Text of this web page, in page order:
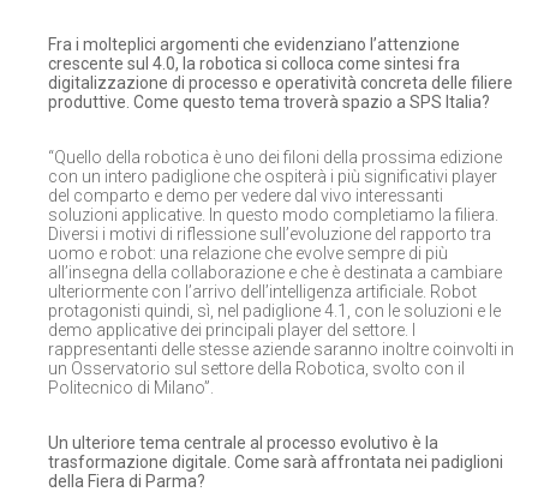
Fra i molteplici argomenti che evidenziano l’attenzione
crescente sul 4.0, la robotica si colloca come sintesi fra
digitalizzazione di processo e operatività concreta delle filiere
produttive. Come questo tema troverà spazio a SPS Italia?
“Quello della robotica è uno dei filoni della prossima edizione
con un intero padiglione che ospiterà i più significativi player
del comparto e demo per vedere dal vivo interessanti
soluzioni applicative. In questo modo completiamo la filiera.
Diversi i motivi di riflessione sull’evoluzione del rapporto tra
uomo e robot: una relazione che evolve sempre di più
all’insegna della collaborazione e che è destinata a cambiare
ulteriormente con l’arrivo dell’intelligenza artificiale. Robot
protagonisti quindi, sì, nel padiglione 4.1, con le soluzioni e le
demo applicative dei principali player del settore. I
rappresentanti delle stesse aziende saranno inoltre coinvolti in
un Osservatorio sul settore della Robotica, svolto con il
Politecnico di Milano”.
Un ulteriore tema centrale al processo evolutivo è la
trasformazione digitale. Come sarà affrontata nei padiglioni
della Fiera di Parma?